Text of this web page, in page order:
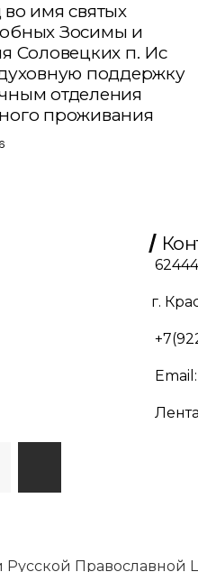
имя святых
Зосимы и
Соловецких п. Ис
поддержку
отделения
проживания
г.
Email:
Православной